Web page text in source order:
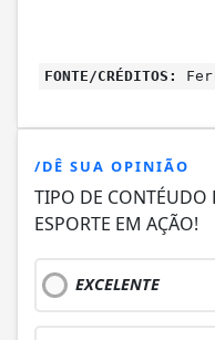
FONTE/CRÉDITOS:
/DÊ SUA OPINIÃO
TIPO DE CONTÉUDO
ESPORTE EM AÇÃO!
EXCELENTE